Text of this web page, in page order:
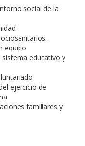
social de la
equipo
sistema educativo y
ejercicio de
familiares y